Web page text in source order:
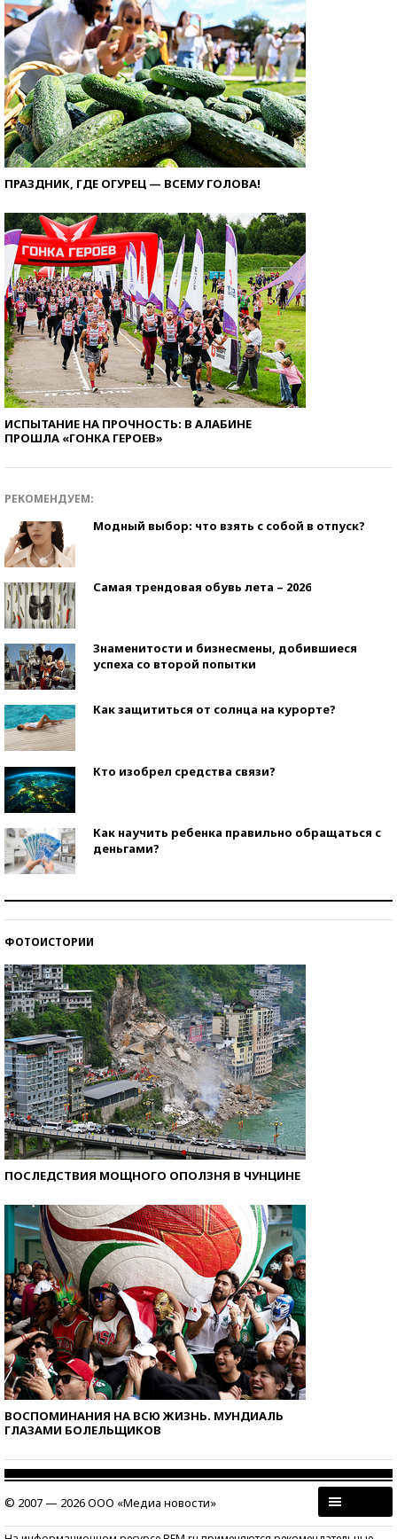
ПРАЗДНИК, ГДЕ ОГУРЕЦ — ВСЕМУ ГОЛОВА!
ИСПЫТАНИЕ НА ПРОЧНОСТЬ: В АЛАБИНЕ
ПРОШЛА «ГОНКА ГЕРОЕВ»
РЕКОМЕНДУЕМ:
Модный выбор: что взять с собой в отпуск?
Самая трендовая обувь лета – 2026
Знаменитости и бизнесмены, добившиеся
успеха со второй попытки
Как защититься от солнца на курорте?
Кто изобрел средства связи?
Как научить ребенка правильно обращаться с
деньгами?
ФОТОИСТОРИИ
ПОСЛЕДСТВИЯ МОЩНОГО ОПОЛЗНЯ В ЧУНЦИНЕ
ВОСПОМИНАНИЯ НА ВСЮ ЖИЗНЬ. МУНДИАЛЬ
ГЛАЗАМИ БОЛЕЛЬЩИКОВ
© 2007 — 2026 ООО «Медиа новости»